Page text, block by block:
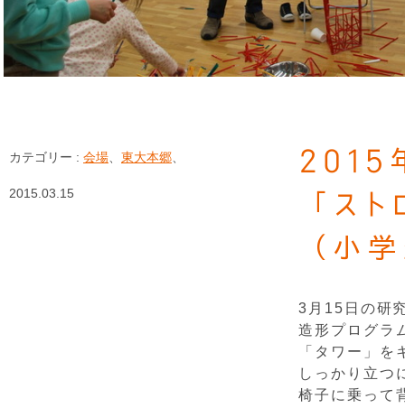
2015
「ス
（小
3月15日の研
造形プログラ
「タワー」
しっかり立つ
椅子に乗って
カテゴリー : 会場 東大本郷
2015.03.15